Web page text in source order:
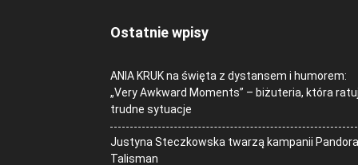
Ostatnie wpisy
ANIA KRUK na święta z dystansem i humorem:
„Very Awkward Moments” – biżuteria, która
trudne sytuacje
Justyna Steczkowska twarzą kampanii Pandora
Talisman